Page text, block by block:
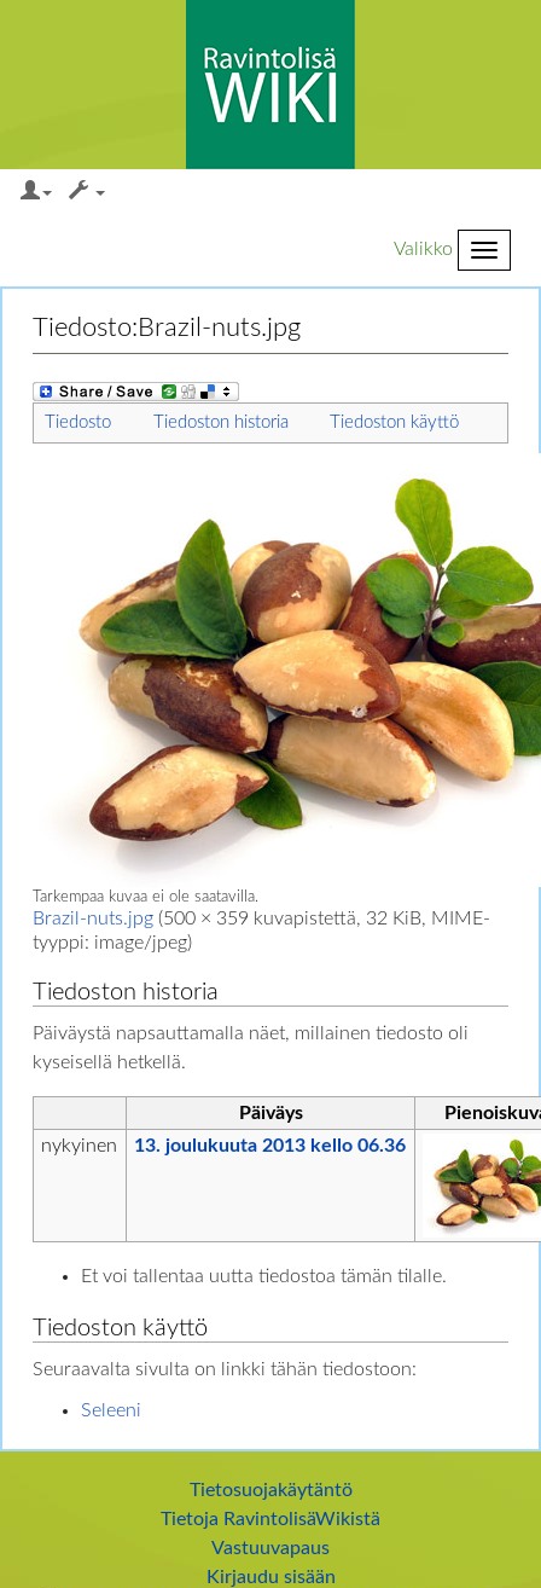
Valikko
Loikkaa: hakuun
Tiedosto:Brazil-nuts.jpg
Tiedosto Tiedoston historia Tiedoston käyttö
Tarkempaa kuvaa ei ole saatavilla.
Brazil-nuts.jpg (500 × 359 kuvapistettä, 32 KiB, MIME-
tyyppi: image/jpeg)
Tiedoston historia
Päiväystä napsauttamalla näet, millainen tiedosto oli
kyseisellä hetkellä.
Päiväys
nykyinen
13. joulukuuta 2013 kello 06.36
Et voi tallentaa uutta tiedostoa tämän tilalle.
Tiedoston käyttö
Seuraavalta sivulta on linkki tähän tiedostoon:
Seleeni
Tietosuojakäytäntö
Tietoja RavintolisäWikistä
Vastuuvapaus
Kirjaudu sisään